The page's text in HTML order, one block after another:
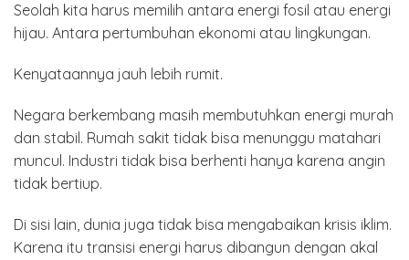
Seolah kita harus memilih antara energi fosil atau energi
hijau. Antara pertumbuhan ekonomi atau lingkungan.
Kenyataannya jauh lebih rumit.
Negara berkembang masih membutuhkan energi murah
dan stabil. Rumah sakit tidak bisa menunggu matahari
muncul. Industri tidak bisa berhenti hanya karena angin
tidak bertiup.
Di sisi lain, dunia juga tidak bisa mengabaikan krisis iklim.
Karena itu transisi energi harus dibangun dengan akal